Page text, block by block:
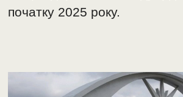
початку 2025 року.